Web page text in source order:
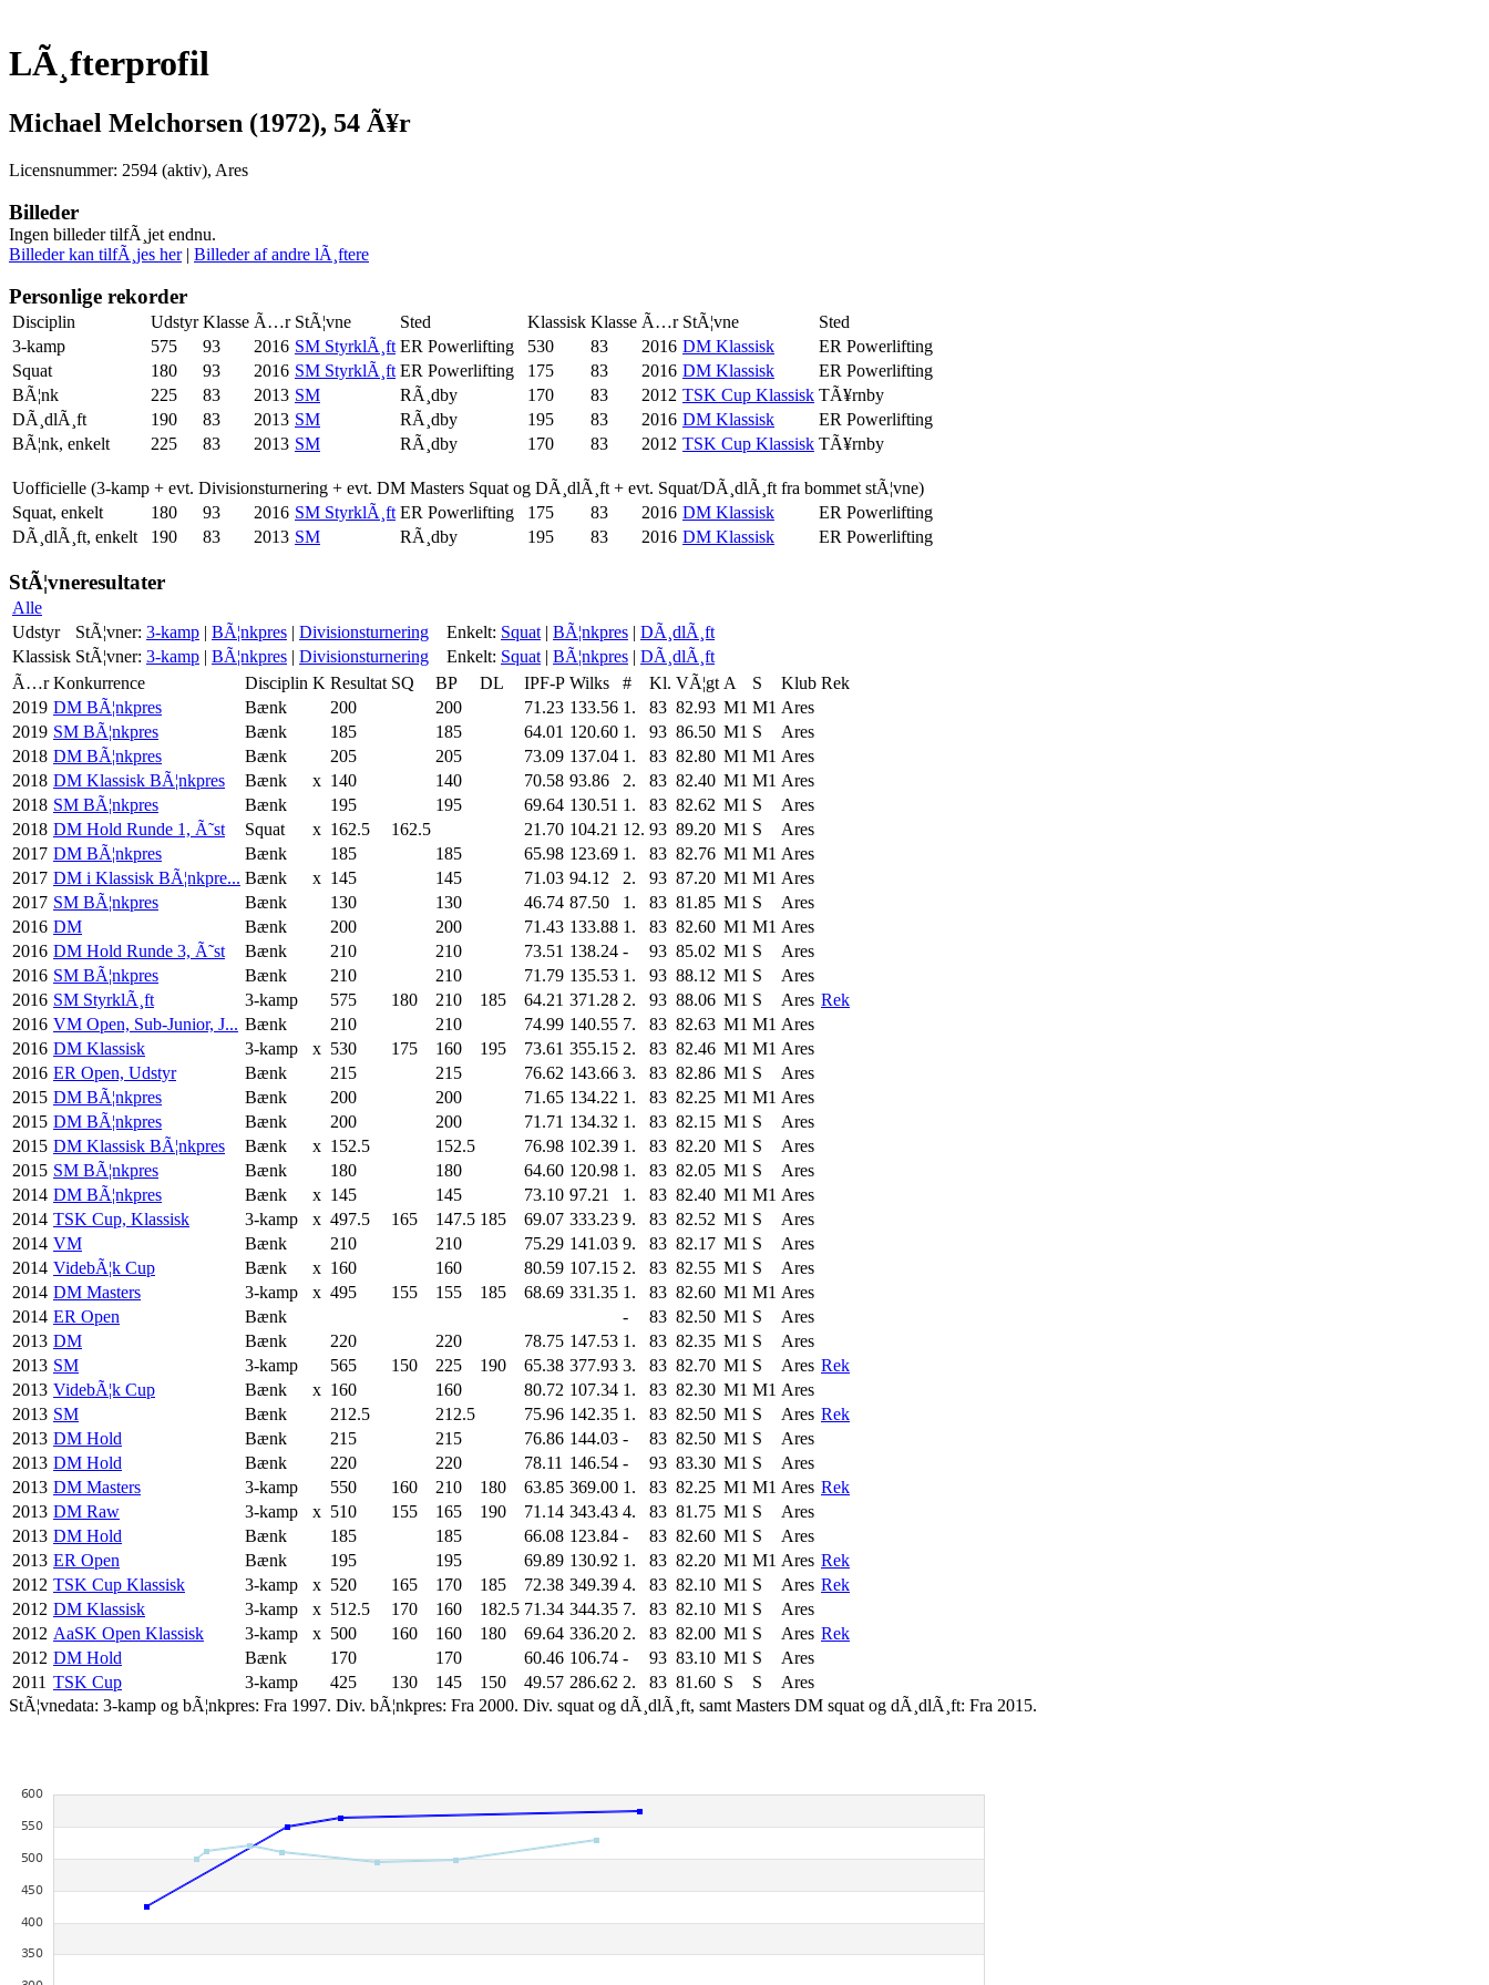
LÃ¸fterprofil
Michael Melchorsen (1972), 54 Ã¥r
Licensnummer: 2594 (aktiv), Ares
Billeder
Ingen billeder tilfÃ¸jet endnu.
Billeder kan tilfÃ¸jes her| Billeder af andre lÃ¸ftere
Personlige rekorder
Disciplin Udstyr Klasse Ã…r StÃ¦vne Sted Klassisk Klasse Ã…r StÃ¦vne
Sted
3-kamp
575 93 2016 SM StyrklÃ¸ft ER Powerlifting 530 83 2016 DM Klassisk
ER Powerlifting
Squat
180 93 2016 SM StyrklÃ¸ft ER Powerlifting 175 83 2016 DM Klassisk
ER Powerlifting
BÃ¦nk
225 83 2013 SM RÃ¸dby 170 83 2012 TSK Cup Klassisk TÃ¥rnby
DÃ¸dlÃ¸ft
190 83 2013 SM RÃ¸dby 195 83 2016 DM Klassisk
ER Powerlifting
BÃ¦nk, enkelt
225 83 2013 SM RÃ¸dby 170 83 2012 TSK Cup Klassisk TÃ¥rnby
Uofficielle (3-kamp + evt. Divisionsturnering + evt. DM Masters Squat og DÃ¸dlÃ¸ft + evt. Squat/DÃ¸dlÃ¸ft fra bommet stÃ¦vne)
Squat, enkelt
180 93 2016 SM StyrklÃ¸ft ER Powerlifting 175 83 2016 DM Klassisk
ER Powerlifting
DÃ¸dlÃ¸ft, enkelt
190 83 2013 SM RÃ¸dby 195 83 2016 DM Klassisk ER Powerlifting
StÃ¦vneresultater
Alle
Udstyr
StÃ¦vner: 3-kamp | BÃ¦nkpres | Divisionsturnering Enkelt: Squat | BÃ¦nkpres | DÃ¸dlÃ¸ft
Klassisk StÃ¦vner: 3-kamp | BÃ¦nkpres | Divisionsturnering Enkelt: Squat | BÃ¦nkpres | DÃ¸dlÃ¸ft
Ã…r Konkurrence Disciplin K Resultat SQ BP DL IPF-P Wilks # Kl. VÃ¦gt A S Klub Rek
2019 DM BÃ¦nkpres Bænk 200 200 71.23 133.56 1. 83 82.93 M1 M1 Ares
2019 SM BÃ¦nkpres Bænk 185 185 64.01 120.60 1. 93 86.50 M1 S
Ares
2018 DM BÃ¦nkpres Bænk 205 205 73.09 137.04 1. 83 82.80 M1 M1 Ares
2018 DM Klassisk BÃ¦nkpres Bænk x 140 140 70.58 93.86 2. 83 82.40 M1 M1 Ares
2018 SM BÃ¦nkpres Bænk 195 195 69.64 130.51 1. 83 82.62 M1 S
Ares
2018 DM Hold Runde 1, Ã˜st Squat x 162.5 162.5 21.70 104.21 12. 93 89.20 M1 S
Ares
2017 DM BÃ¦nkpres Bænk 185 185 65.98 123.69 1. 83 82.76 M1 M1 Ares
2017 DM i Klassisk BÃ¦nkpre... Bænk x 145 145 71.03 94.12 2. 93 87.20 M1 M1 Ares
2017 SM BÃ¦nkpres Bænk 130 130 46.74 87.50 1. 83 81.85 M1 S
Ares
2016 DM Bænk 200 200 71.43 133.88 1. 83 82.60 M1 M1 Ares
2016 DM Hold Runde 3, Ã˜st Bænk 210 210 73.51 138.24 - 93 85.02 M1 S
Ares
2016 SM BÃ¦nkpres Bænk 210 210 71.79 135.53 1. 93 88.12 M1 S
Ares
2016 SM StyrklÃ¸ft 3-kamp 575 180 210 185 64.21 371.28 2. 93 88.06 M1 S Ares Rek
2016 VM Open, Sub-Junior, J... Bænk 210 210 74.99 140.55 7. 83 82.63 M1 M1 Ares
2016 DM Klassisk 3-kamp x 530 175 160 195 73.61 355.15 2. 83 82.46 M1 M1 Ares
2016 ER Open, Udstyr Bænk 215 215 76.62 143.66 3. 83 82.86 M1 S
Ares
2015 DM BÃ¦nkpres Bænk 200 200 71.65 134.22 1. 83 82.25 M1 M1 Ares
2015 DM BÃ¦nkpres Bænk 200 200 71.71 134.32 1. 83 82.15 M1 S
Ares
2015 DM Klassisk BÃ¦nkpres Bænk x 152.5 152.5 76.98 102.39 1. 83 82.20 M1 S
Ares
2015 SM BÃ¦nkpres Bænk 180 180 64.60 120.98 1. 83 82.05 M1 S
Ares
2014 DM BÃ¦nkpres Bænk x 145 145 73.10 97.21 1. 83 82.40 M1 M1 Ares
2014 TSK Cup, Klassisk 3-kamp x 497.5 165 147.5 185 69.07 333.23 9. 83 82.52 M1 S
Ares
2014 VM Bænk 210 210 75.29 141.03 9. 83 82.17 M1 S
Ares
2014 VidebÃ¦k Cup Bænk x 160 160 80.59 107.15 2. 83 82.55 M1 S
Ares
2014 DM Masters 3-kamp x 495 155 155 185 68.69 331.35 1. 83 82.60 M1 M1 Ares
2014 ER Open Bænk - 83 82.50 M1 S
Ares
2013 DM Bænk 220 220 78.75 147.53 1. 83 82.35 M1 S
Ares
2013 SM 3-kamp 565 150 225 190 65.38 377.93 3. 83 82.70 M1 S Ares Rek
2013 VidebÃ¦k Cup Bænk x 160 160 80.72 107.34 1. 83 82.30 M1 M1 Ares
2013 SM Bænk 212.5 212.5 75.96 142.35 1. 83 82.50 M1 S Ares Rek
2013 DM Hold Bænk 215 215 76.86 144.03 - 83 82.50 M1 S
Ares
2013 DM Hold Bænk 220 220 78.11 146.54 - 93 83.30 M1 S
Ares
2013 DM Masters 3-kamp 550 160 210 180 63.85 369.00 1. 83 82.25 M1 M1 Ares Rek
2013 DM Raw 3-kamp x 510 155 165 190 71.14 343.43 4. 83 81.75 M1 S
Ares
2013 DM Hold Bænk 185 185 66.08 123.84 - 83 82.60 M1 S
Ares
2013 ER Open Bænk 195 195 69.89 130.92 1. 83 82.20 M1 M1 Ares Rek
2012 TSK Cup Klassisk 3-kamp x 520 165 170 185 72.38 349.39 4. 83 82.10 M1 S Ares Rek
2012 DM Klassisk 3-kamp x 512.5 170 160 182.5 71.34 344.35 7. 83 82.10 M1 S
Ares
2012 AaSK Open Klassisk 3-kamp x 500 160 160 180 69.64 336.20 2. 83 82.00 M1 S Ares Rek
2012 DM Hold Bænk 170 170 60.46 106.74 - 93 83.10 M1 S
Ares
2011 TSK Cup 3-kamp 425 130 145 150 49.57 286.62 2. 83 81.60 S S
Ares
StÃ¦vnedata: 3-kamp og bÃ¦nkpres: Fra 1997. Div. bÃ¦nkpres: Fra 2000. Div. squat og dÃ¸dlÃ¸ft, samt Masters DM squat og dÃ¸dlÃ¸ft: Fra 2015.